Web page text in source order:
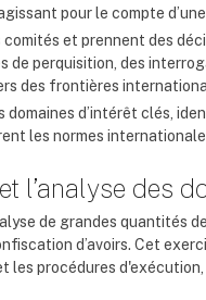
pour le compte
et prennent des
de perquisition, des
des frontières
domaines d’intérêt clés,
les normes
l’analyse des
de grandes quantités
d’avoirs. Cet
les procédures